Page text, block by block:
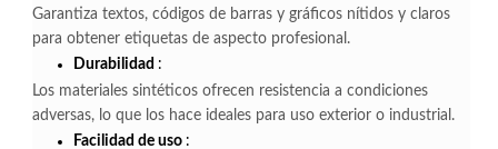
Garantiza textos, códigos de barras y gráficos nítidos y claros
para obtener etiquetas de aspecto profesional.
Durabilidad :
Los materiales sintéticos ofrecen resistencia a condiciones
adversas, lo que los hace ideales para uso exterior o industrial.
Facilidad de uso :